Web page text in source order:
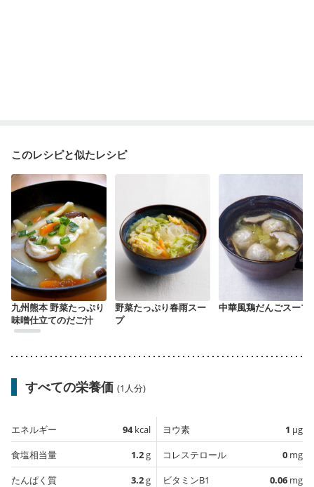
このレシピと似たレシピ
九州熊本 野菜たっぷり
味噌仕立てのだご汁
野菜たっぷり春雨スー
プ
中華風鶏だんごスープ
すべての栄養価 (1人分)
エネルギー 94kcal
食塩相当量
1.2g
たんぱく質
3.2g
ヨウ素 1 µg
コレステロール
0 mg
ビタミンB1
0.06 mg